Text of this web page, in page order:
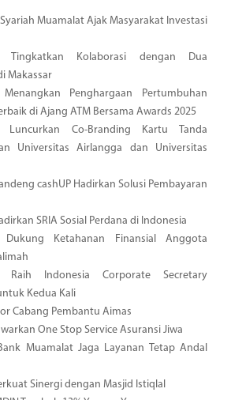
Muamalat Ajak Masyarakat Investasi
Tingkatkan Kolaborasi dengan Dua
Makassar
Penghargaan Pertumbuhan
di Ajang ATM Bersama Awards 2025
Luncurkan Co-Branding Kartu Tanda
Universitas Airlangga dan Universitas
cashUP Hadirkan Solusi Pembayaran
SRIA Sosial Perdana di Indonesia
Ketahanan Finansial Anggota
Raih Indonesia Corporate Secretary
Kedua Kali
Cabang Pembantu Aimas
One Stop Service Asuransi Jiwa
Muamalat Jaga Layanan Tetap Andal
Sinergi dengan Masjid Istiqlal